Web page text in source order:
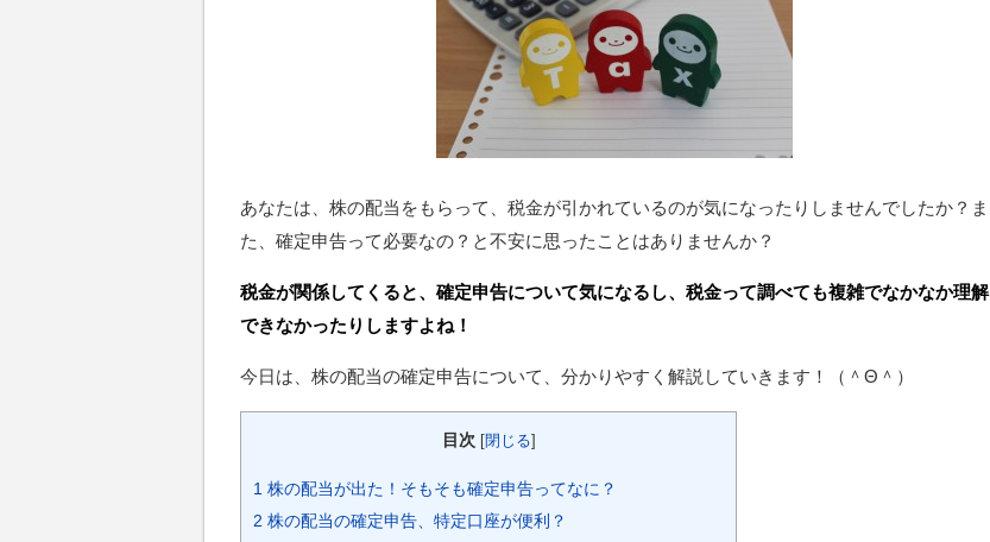
あなたは、株の配当をもらって、税金が引かれているのが気になったりしませんでしたか？ま
た、確定申告って必要なの？と不安に思ったことはありませんか？
税金が関係してくると、確定申告について気になるし、税金って調べても複雑でなかなか理解
できなかったりしますよね！
今日は、株の配当の確定申告について、分かりやすく解説していきます！（＾Θ＾）
目次 [閉じる]
1 株の配当が出た！そもそも確定申告ってなに？
2 株の配当の確定申告、特定口座が便利？